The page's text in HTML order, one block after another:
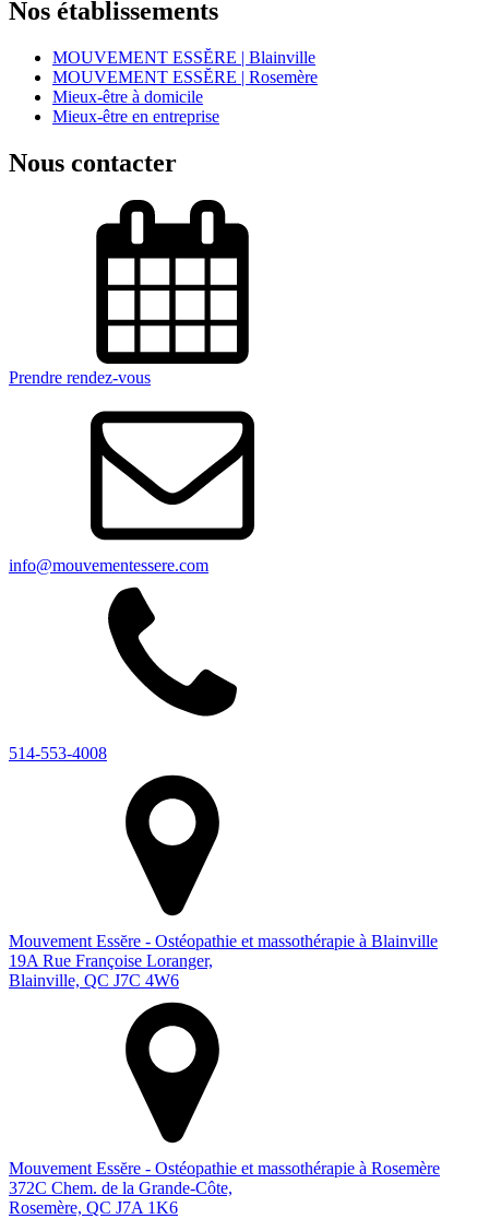
Nos établissements
MOUVEMENT ESSĔRE | Blainville
MOUVEMENT ESSĔRE | Rosemère
Mieux-être à domicile
Mieux-être en entreprise
Nous contacter
Prendre rendez-vous
info@mouvementessere.com
514-553-4008
Mouvement Essĕre - Ostéopathie et massothérapie à Blainville
19A Rue Françoise Loranger,
Blainville, QC J7C 4W6
Mouvement Essĕre - Ostéopathie et massothérapie à Rosemère
372C Chem. de la Grande-Côte,
Rosemère, QC J7A 1K6